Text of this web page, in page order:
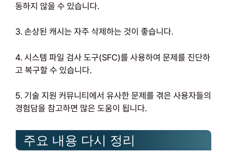
동하지 않을 수 있습니다.
3. 손상된 캐시는 자주 삭제하는 것이 좋습니다.
4. 시스템 파일 검사 도구(SFC)를 사용하여 문제를 진단하
고 복구할 수 있습니다.
5. 기술 지원 커뮤니티에서 유사한 문제를 겪은 사용자들의
경험담을 참고하면 많은 도움이 됩니다.
주요 내용 다시 정리